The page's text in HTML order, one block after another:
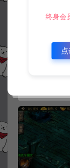
终身会